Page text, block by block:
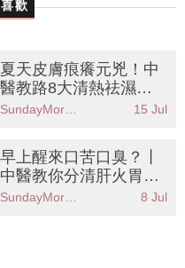
歡
夏天皮膚痕癢元兇！中
醫教路8大清熱祛濕食
物KO濕熱體質 附2款懶
15 Jul
早上醒來口苦口臭？丨
中醫教你分清肝火胃火
附8大降火食物+穴位懶
SundayMore編輯部 8 Jul